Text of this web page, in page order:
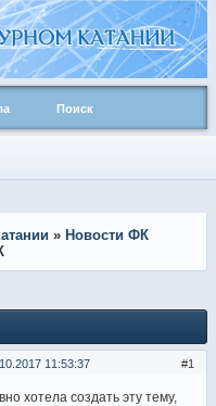
Поиск
» Новости ФК
1
11:53:37
хотела создать эту тему,